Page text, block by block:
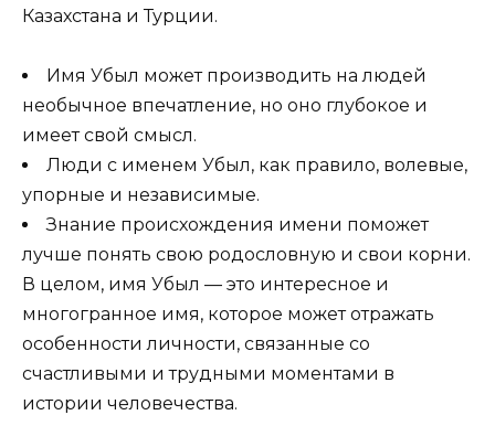
Казахстана и Турции.
Имя Убыл может производить на людей
необычное впечатление, но оно глубокое и
имеет свой смысл.
Люди с именем Убыл, как правило, волевые,
упорные и независимые.
Знание происхождения имени поможет
лучше понять свою родословную и свои корни.
В целом, имя Убыл — это интересное и
многогранное имя, которое может отражать
особенности личности, связанные со
счастливыми и трудными моментами в
истории человечества.